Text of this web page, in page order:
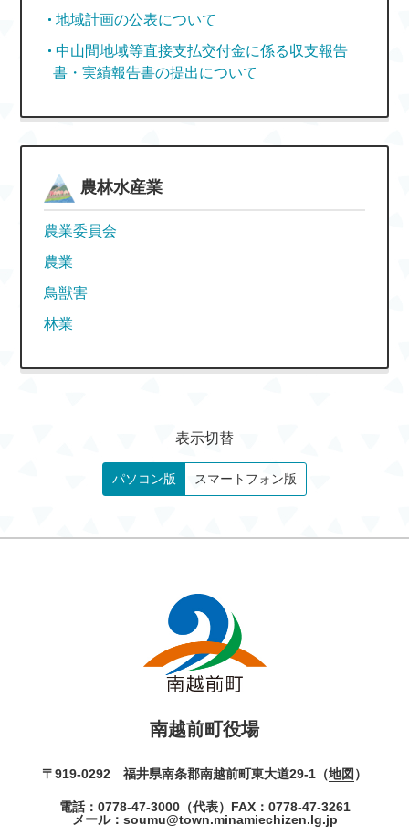
地域計画の公表について
中山間地域等直接支払交付金に係る収支報告
書・実績報告書の提出について
農林水産業
農業委員会
農業
鳥獣害
林業
表示切替
パソコン版 スマートフォン版
南越前町役場
〒919-0292 福井県南条郡南越前町東大道29-1（地図 ）
電話： 0778-47-3000（代表） FAX：0778-47-3261
メール： soumu@town.minamiechizen.lg.jp